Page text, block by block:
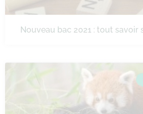
Nouveau bac 2021 : tout savoir